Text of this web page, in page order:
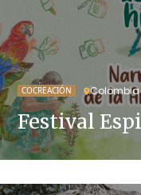
COCREACIÓN Colombia
Festival